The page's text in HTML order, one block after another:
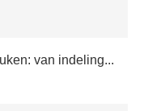
van indeling...